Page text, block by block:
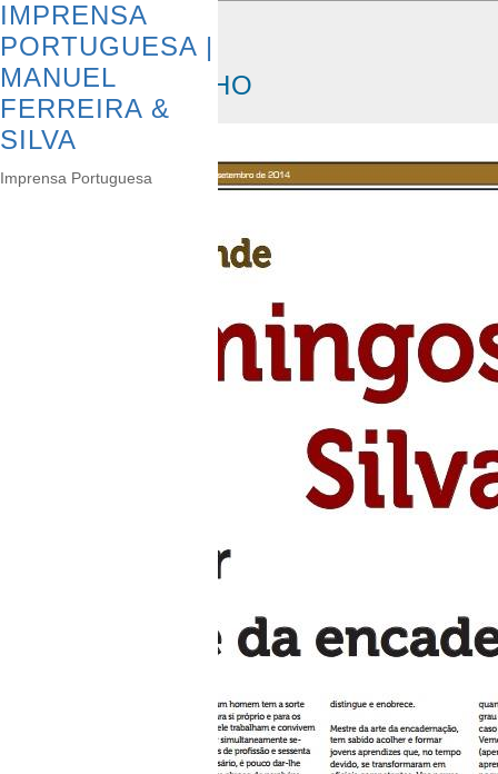
IMPRENSA
PORTUGUESA |
MANUEL
FERREIRA &
SILVA
Imprensa Portuguesa
MEDIA
DIÁRIO DO MINHO